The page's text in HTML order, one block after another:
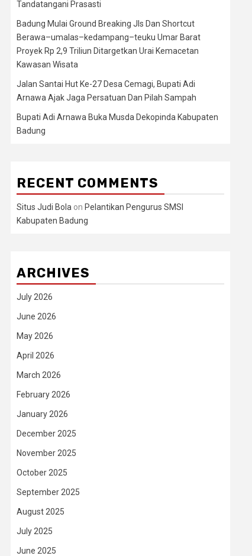
Tandatangani Prasasti
Badung Mulai Ground Breaking Jls Dan Shortcut
Berawa–umalas–kedampang–teuku Umar Barat
Proyek Rp 2,9 Triliun Ditargetkan Urai Kemacetan
Kawasan Wisata
Jalan Santai Hut Ke-27 Desa Cemagi, Bupati Adi
Arnawa Ajak Jaga Persatuan Dan Pilah Sampah
Bupati Adi Arnawa Buka Musda Dekopinda Kabupaten
Badung
RECENT COMMENTS
Situs Judi Bola on Pelantikan Pengurus SMSI
Kabupaten Badung
ARCHIVES
July 2026
June 2026
May 2026
April 2026
March 2026
February 2026
January 2026
December 2025
November 2025
October 2025
September 2025
August 2025
July 2025
June 2025